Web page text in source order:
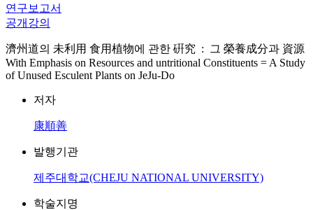
연구보고서
공개강의
濟州道의 未利用 食用植物에 관한 硏究 : 그 榮養成分과 資源
With Emphasis on Resources and untritional Constituents = A Study
of Unused Esculent Plants on JeJu-Do
저자
康順善
발행기관
제주대학교(CHEJU NATIONAL UNIVERSITY)
학술지명